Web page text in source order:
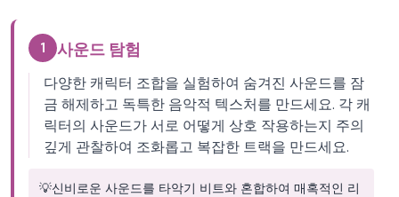
1 사운드 탐험
다양한 캐릭터 조합을 실험하여 숨겨진 사운드를 잠
금 해제하고 독특한 음악적 텍스처를 만드세요. 각 캐
릭터의 사운드가 서로 어떻게 상호 작용하는지 주의
깊게 관찰하여 조화롭고 복잡한 트랙을 만드세요.
💡신비로운 사운드를 타악기 비트와 혼합하여 매혹적인 리